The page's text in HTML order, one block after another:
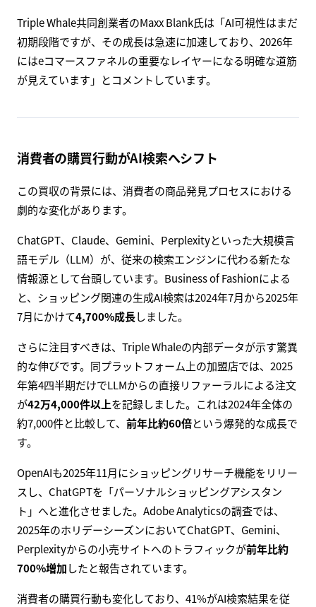
Triple Whale共同創業者のMaxx Blank氏は「AI可視性はまだ
初期段階ですが、その成長は急速に加速しており、2026年
にはeコマースファネルの重要なレイヤーになる明確な道筋
が見えています」とコメントしています。
消費者の購買行動がAI検索へシフト
この買収の背景には、消費者の商品発見プロセスにおける
劇的な変化があります。
ChatGPT、Claude、Gemini、Perplexityといった大規模言
語モデル（LLM）が、従来の検索エンジンに代わる新たな
情報源として台頭しています。Business of Fashionによる
と、ショッピング関連の生成AI検索は2024年7月から2025年
7月にかけて4,700%成長しました。
さらに注目すべきは、Triple Whaleの内部データが示す驚異
的な伸びです。同プラットフォーム上の加盟店では、2025
年第4四半期だけでLLMからの直接リファーラルによる注文
が42万4,000件以上を記録しました。これは2024年全体の
約7,000件と比較して、 前年比約60倍という爆発的な成長で
す。
OpenAIも2025年11月にショッピングリサーチ機能をリリー
スし、ChatGPTを「パーソナルショッピングアシスタン
ト」へと進化させました。Adobe Analyticsの調査では、
2025年のホリデーシーズンにおいてChatGPT、Gemini、
Perplexityからの小売サイトへのトラフィックが前年比約
700%増加したと報告されています。
消費者の購買行動も変化しており、41%がAI検索結果を従